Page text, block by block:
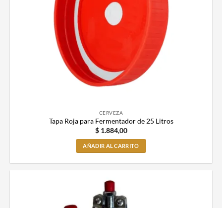
CERVEZA
Tapa Roja para Fermentador de 25 Litros
$1.884,00
AÑADIR AL CARRITO